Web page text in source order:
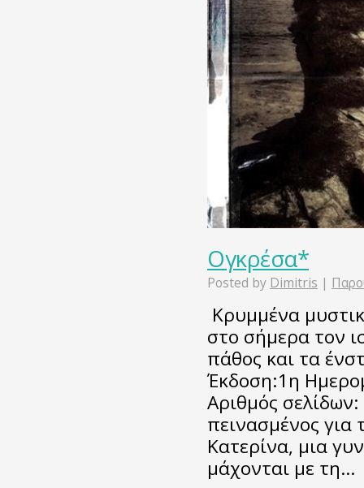
Ογκρέσα*
Posted by Dimitris |
Κρυμμένα
στο σήμερα τον
πάθος και τα
Έκδοση:1η
Αριθμός
πεινασμένος για
Κατερίνα, μια
μάχονται με τη…